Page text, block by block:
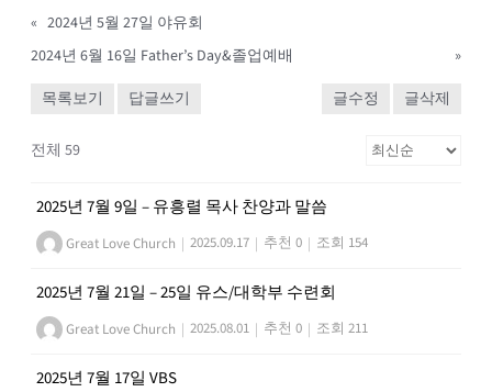
« 2024년 5월 27일 야유회
2024년 6월 16일 Father’s Day&졸업예배
»
목록보기
답글쓰기 글수정 글삭제
전체 59
2025년 7월 9일 – 유흥렬 목사 찬양과 말씀
Great Love Church | 2025.09.17 | 추천 0 | 조회 154
2025년 7월 21일 – 25일 유스/대학부 수련회
Great Love Church | 2025.08.01 | 추천 0 | 조회 211
2025년 7월 17일 VBS